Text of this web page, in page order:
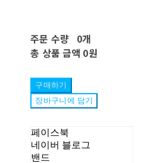
주문 수량 0개
총 상품 금액 0원
구매하기
장바구니에 담기
페이스북
네이버 블로그
밴드